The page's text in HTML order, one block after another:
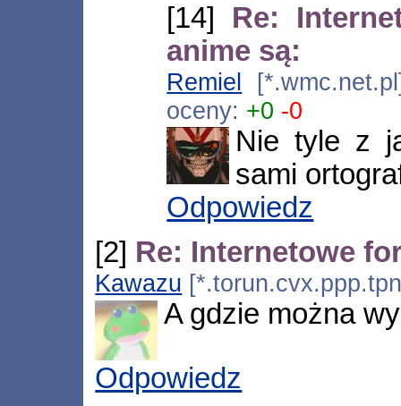
[14] Re:
anime są:
Remiel
oceny: +0 -0
Nie tyle z
sami
Odpowiedz
[2] Re: Internetowe
Kawazu
A gdzie można
Odpowiedz